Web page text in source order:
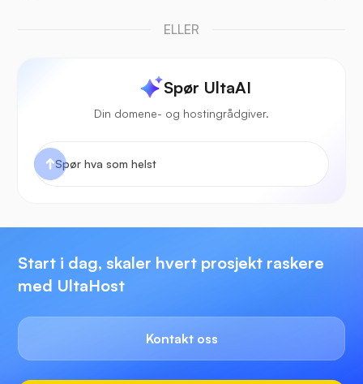
ELLER
Spør UltaAI
Din domene- og hostingrådgiver.
Start i dag, skaler hvert prosjekt raskere
med UltaHost
Kontakt oss